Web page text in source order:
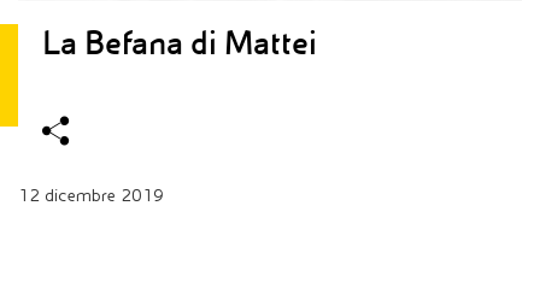
La Befana di Mattei
12 dicembre 2019